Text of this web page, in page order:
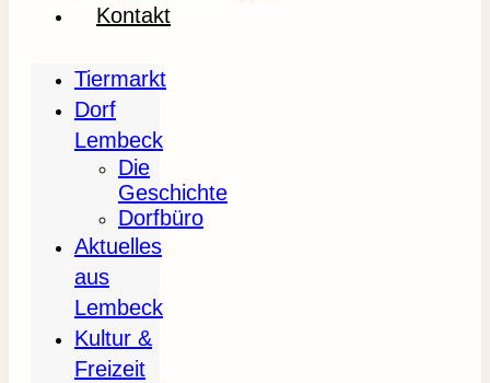
Kontakt
Tiermarkt
Dorf
Lembeck
Die
Geschichte
Dorfbüro
Aktuelles
aus
Lembeck
Kultur &
Freizeit